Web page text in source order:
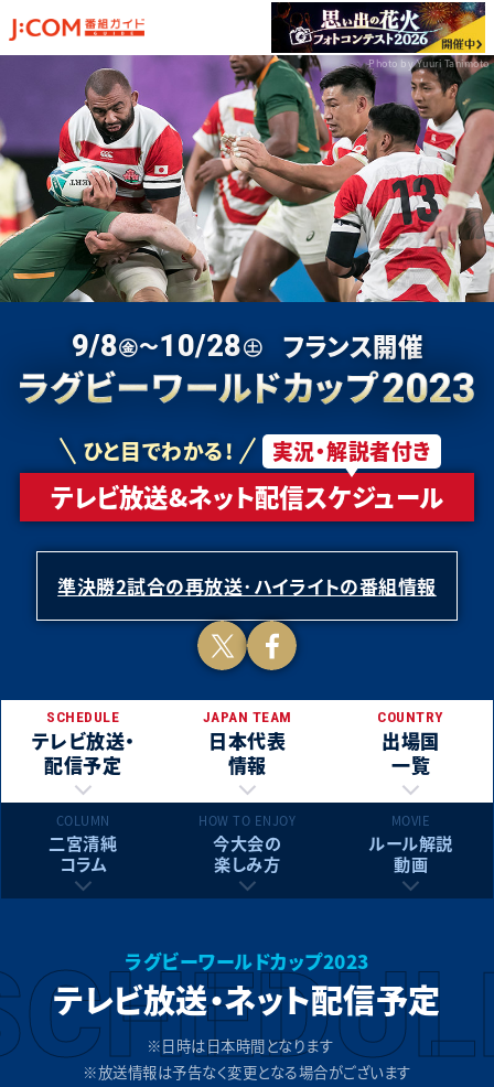
Photo by Yuuri Tanimoto
9/8㊎～10/28㊏ フランス開催
ひと目でわかる! 実況・解説者付き
テレビ放送&ネット配信スケジュール
準決勝2試合の再放送･ハイライトの番組情報
Tweet
SCHEDULE
テレビ放送・
配信予定
JAPAN TEAM
日本代表
情報
COUNTRY
出場国
一覧
COLUMN
二宮清純
コラム
HOW TO ENJOY
今大会の
楽しみ方
MOVIE
ルール解説
動画
ラグビーワールドカップ2023
テレビ放送・ネット配信予定
※日時は日本時間となります
※放送情報は予告なく変更となる場合がございます
テレビ放送・配信予定
日本代表情報
出場国一覧
TweetFacebook
POOL
ニュージーランド
フランス
イタリア
ウルグアイ
ナミビア
POOL B
南アフリカ
アイルランド
スコットランド
トンガ
ルーマニア
POOL C
ウェールズ
フィジー
ポルトガル
POOL D
イングランド
アルゼンチン
すべて表示